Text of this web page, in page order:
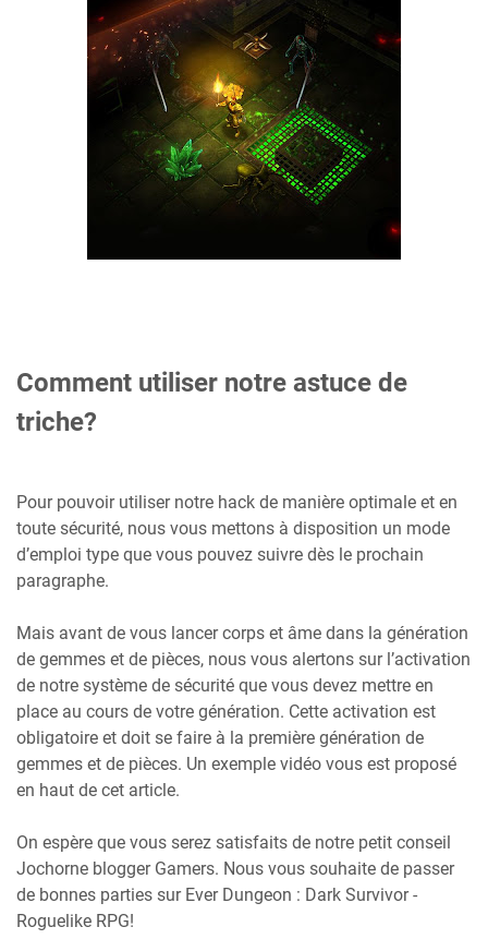
Comment utiliser notre astuce de
triche?
Pour pouvoir utiliser notre hack de manière optimale et en
toute sécurité, nous vous mettons à disposition un mode
d’emploi type que vous pouvez suivre dès le prochain
paragraphe.
Mais avant de vous lancer corps et âme dans la génération
de gemmes et de pièces, nous vous alertons sur l’activation
de notre système de sécurité que vous devez mettre en
place au cours de votre génération. Cette activation est
obligatoire et doit se faire à la première génération de
gemmes et de pièces. Un exemple vidéo vous est proposé
en haut de cet article.
On espère que vous serez satisfaits de notre petit conseil
Jochorne blogger Gamers. Nous vous souhaite de passer
de bonnes parties sur Ever Dungeon : Dark Survivor -
Roguelike RPG!